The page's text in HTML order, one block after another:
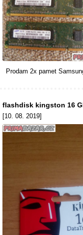
Prodam 2x pamet
flashdisk kingston 16
[10. 08. 2019]